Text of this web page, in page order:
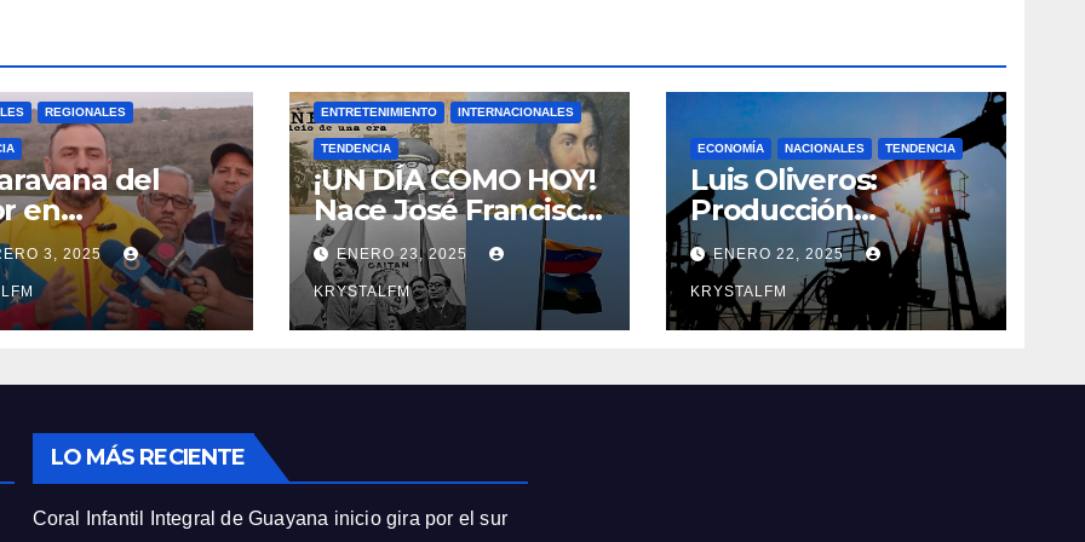
#23ENE
REGIONALES
del
en
3, 2025
ENTRETENIMIENTO INTERNACIONALES
TENDENCIA
¡UN DÍA COMO HOY!
Nace José Francisco
Bermúdez || Nace
Jorge Eliecer Gaitán
|| Derrocamiento de
Marcos Pérez
Alfonso Carrasquel
#23ENE
ENERO 23, 2025
KRYSTALFM
ECONOMÍA NACIONALES TENDENCIA
Luis Oliveros:
Producción
petrolera podría
caer en 30% si EEUU
elimina las licencias
a Venezuela
ENERO 22, 2025
KRYSTALFM
LO MÁS RECIENTE
Coral Infantil Integral de Guayana inicio gira por el sur